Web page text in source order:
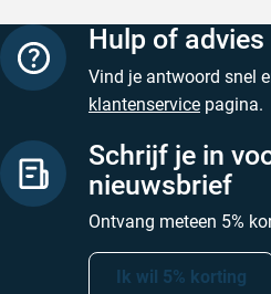
Hulp of advies
Vind je antwoord snel
klantenservice pagina.
Schrijf je in
nieuwsbrief
Ontvang meteen 5%
Ik wil 5% korting